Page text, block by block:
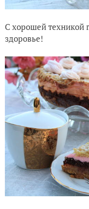
Пирог готов
Полностью
Очень вкусный,
одновременно.